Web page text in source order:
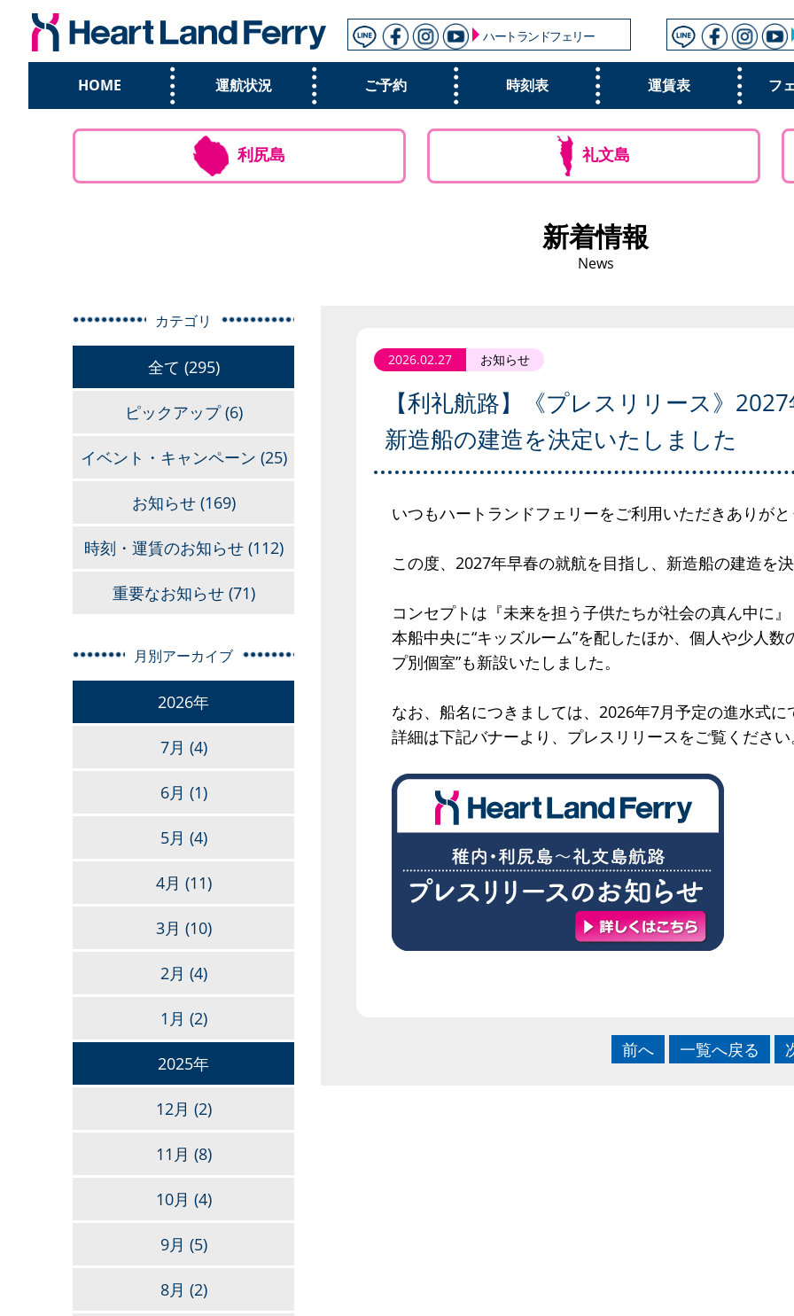
ハートランドフェリー
HOME 運航状況 ご予約 時刻表 運賃表 フ
利尻島 礼文島
新着情報
News
2026.02.27 お知らせ
【利礼航路】《プレスリリース》
新造船の建造を決定いたしました
いつもハートランドフェリーをご利用いただきありが
この度、2027年早春の就航を目指し、新造船の建造を
コンセプトは 『未来を担う子供たちが社会の真ん中に』
本船中央に“キッズルーム”を配したほか、個人や少人
プ別個室”も新設いたしました。
なお、船名につきましては、2026年7月予定の進水式
詳細は下記バナーより、プレスリリースをご覧くださ
前へ 一覧へ戻る
カテゴリ
全て (295)
ピックアップ(6)
イベント・キャンペーン (25)
お知らせ(169)
時刻・運賃のお知らせ(112)
重要なお知らせ(71)
月別アーカイブ
2026年
7月 (4)
6月 (1)
5月 (4)
4月 (11)
3月 (10)
2月 (4)
1月 (2)
2025年
12月 (2)
11月 (8)
10月 (4)
9月 (5)
8月 (2)